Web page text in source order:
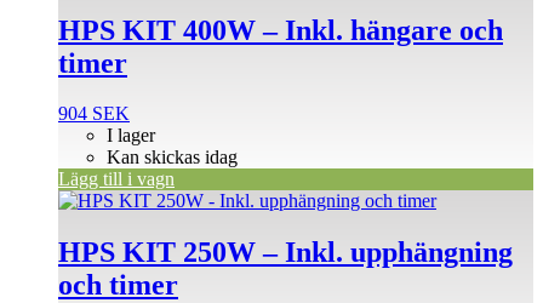
HPS KIT 400W – Inkl. hängare och
timer
904 SEK
I lager
Kan skickas idag
Lägg till i vagn
HPS KIT 250W – Inkl. upphängning
och timer